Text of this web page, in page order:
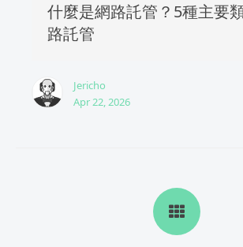
什麼是網路託管？5種主要
路託管
Jericho
Apr 22, 2026